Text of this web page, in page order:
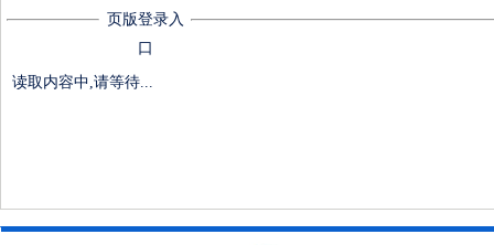
页版登录入
口
读取内容中,请等待...